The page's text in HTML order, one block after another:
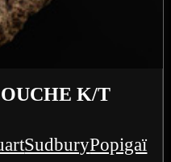
K/T
SudburyPopigaï